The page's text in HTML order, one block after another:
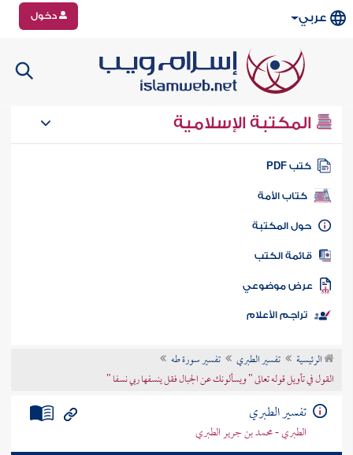
عربي دخول
المكتبة الإسلامية
كتب PDF
كتاب الأمة
المكتبة
الكتب
موضوعي
تراجم الأعلام
الرئيسية تفسير الطبري
تفسير سورة طه
القول في تأويل قوله تعالى " ويسألونك عن الجبال فقل ينسفها ربي نسفا "
تفسير الطبري
الطبري - محمد بن جرير الطبري